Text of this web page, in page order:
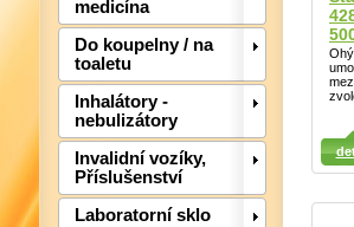
medicína
Do koupelny / na
toaletu
Inhalátory -
nebulizátory
Invalidní vozíky,
Příslušenství
Laboratorní sklo
Detail